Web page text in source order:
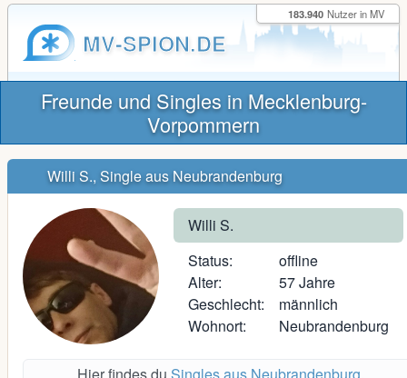
MV-SPION.DE
183.940 Nutzer in MV
Freunde und Singles in Mecklenburg-
Vorpommern
Willi S., Single aus Neubrandenburg
Willi S.
Status:
offline
Alter:
57 Jahre
Geschlecht:
männlich
Wohnort:
Neubrandenburg